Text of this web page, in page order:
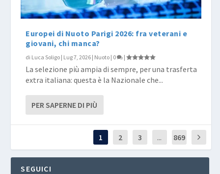
Europei di Nuoto Parigi 2026: fra veterani e
giovani, chi manca?
di Luca Soligo | Lug 7, 2026 | Nuoto | 0 |
La selezione più ampia di sempre, per una trasferta
extra italiana: questa è la Nazionale che...
PER SAPERNE DI PIÙ
1 2 3 ... 869
SEGUICI